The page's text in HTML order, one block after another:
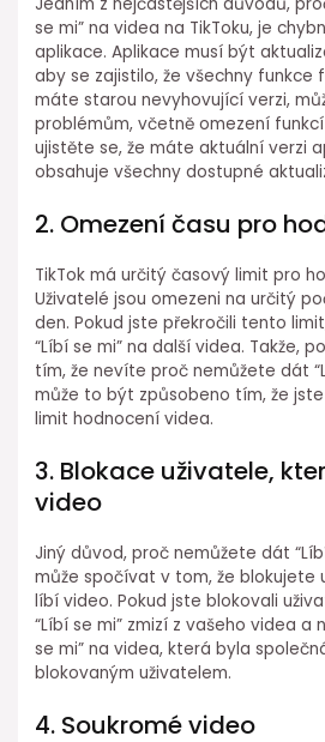
se mi” na videa na TikToku, je
aplikace. Aplikace musí být
aby se zajistilo, že všechny funkce
máte starou nevyhovující verzi,
problémům, včetně omezení funkcí
ujistěte se, že máte aktuální verzi
obsahuje všechny dostupné
2. Omezení času pro
TikTok má určitý časový limit pro
Uživatelé jsou omezeni na určitý
den. Pokud jste překročili tento
“Líbí se mi” na další videa. Takže,
tím, že nevíte proč nemůžete dát
může to být způsobeno tím, že
limit hodnocení videa.
3. Blokace uživatele,
video
Jiný důvod, proč nemůžete dát
může spočívat v tom, že blokujete
líbí video. Pokud jste blokovali
“Líbí se mi” zmizí z vašeho videa a
se mi” na videa, která byla
blokovaným uživatelem.
4. Soukromé video